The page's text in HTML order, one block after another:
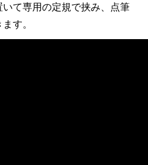
て専用の定規で挟み、点筆
す。